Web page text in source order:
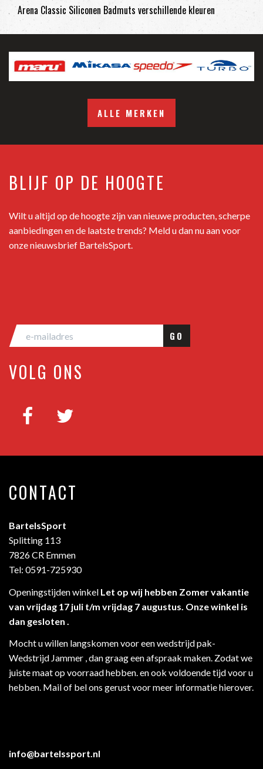
Arena Classic Siliconen Badmuts verschillende kleuren
ALLE MERKEN
BLIJF OP DE HOOGTE
Wilt u altijd op de hoogte zijn van nieuwe producten, scherpe
aanbiedingen en de laatste trends? Meld u dan nu aan voor
onze nieuwsbrief BartelsSport.
GO
VOLG ONS
CONTACT
BartelsSport
Splitting 113
7826 CR Emmen
Tel: 0591-725930
Openingstijden winkel Let op wij hebben Zomer vakantie
van vrijdag 17 juli t/m vrijdag 7 augustus. Onze winkel is
dan gesloten .
Mocht u willen langskomen voor een wedstrijd pak-
Wedstrijd Jammer , dan graag een afspraak maken. Zodat we
juiste maat op voorraad hebben. en ook voldoende tijd voor u
hebben. Mail of bel ons gerust voor meer informatie hierover.
info@bartelssport.nl